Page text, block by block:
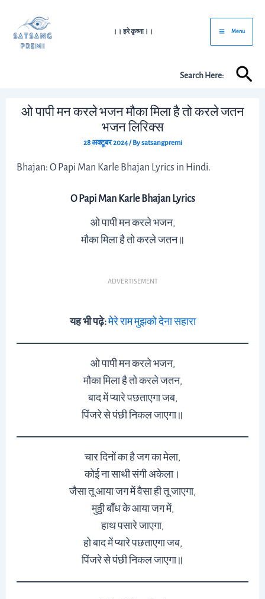
content
।। हरे कृष्णा।।
Main
Menu
Menu
Search Here:
ओ पापी मन करले भजन मौका मिला है तो करले जतन
भजन लिरिक्स
28 अक्टूबर 2024/ Bysatsangpremi
Bhajan: O Papi Man Karle Bhajan Lyrics in Hindi.
O Papi Man Karle Bhajan Lyrics
ओ पापी मन करले भजन,
मौका मिला है तो करले जतन॥
ADVERTISEMENT
यह भी पढ़े:मेरे राम मुझको देना सहारा
ओ पापी मन करले भजन,
मौका मिला है तो करले जतन,
बाद में प्यारे पछताएगा जब,
पिंजरे से पंछी निकल जाएगा॥
चार दिनों का है जग का मेला,
कोई ना साथी संगी अकेला।
जैसा तू आया जग में वैसा ही तू जाएगा,
मुठ्ठी बाँध के आया जग में,
हाथ पसारे जाएगा,
हो बाद में प्यारे पछताएगा जब,
पिंजरे से पंछी निकल जाएगा॥
navigation